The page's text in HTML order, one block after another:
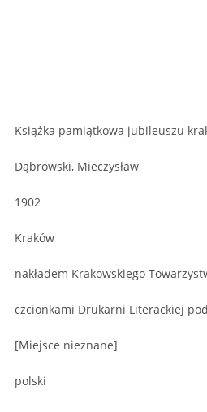
Książka pamiątkowa jubileuszu
Dąbrowski, Mieczysław
1902
Kraków
nakładem Krakowskiego
czcionkami Drukarni Literackiej
[Miejsce nieznane]
polski